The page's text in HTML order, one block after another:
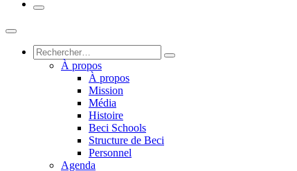
À propos
À propos
Mission
Média
Histoire
Beci Schools
Structure de Beci
Personnel
Agenda